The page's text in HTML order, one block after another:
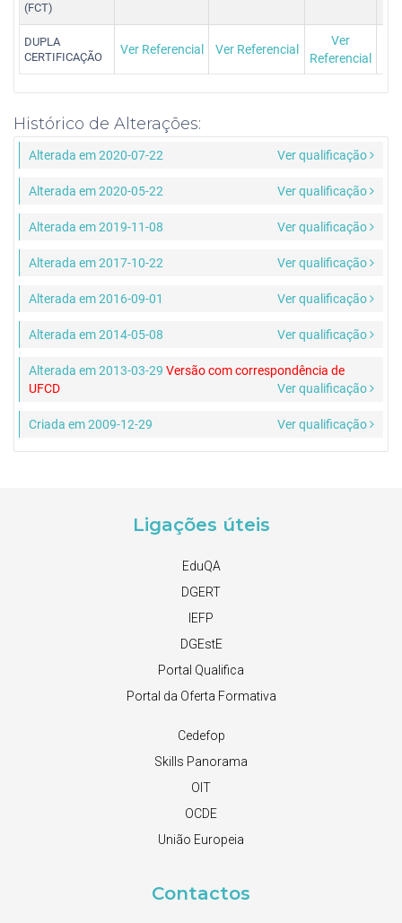
(FCT)
DUPLA
CERTIFICAÇÃO
Ver Referencial Ver Referencial
Ver
Referencial
Histórico de Alterações:
Alterada em 2020-07-22 Ver qualificação
Alterada em 2020-05-22 Ver qualificação
Alterada em 2019-11-08 Ver qualificação
Alterada em 2017-10-22 Ver qualificação
Alterada em 2016-09-01 Ver qualificação
Alterada em 2014-05-08 Ver qualificação
Alterada em 2013-03-29 Versão com correspondência de
UFCD
Ver qualificação
Criada em 2009-12-29 Ver qualificação
Ligações úteis
EduQA
DGERT
IEFP
DGEstE
Portal Qualifica
Portal da Oferta Formativa
Cedefop
Skills Panorama
OIT
OCDE
União Europeia
Contactos